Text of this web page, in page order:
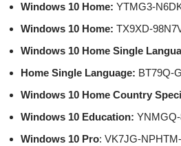
Windows 10 Home: YTMG3-
Windows 10 Home: TX9XD-
Windows 10 Home Single
Home Single Language: BT79Q-
Windows 10 Home Country
Windows 10 Education:
Windows 10 Pro: VK7JG-